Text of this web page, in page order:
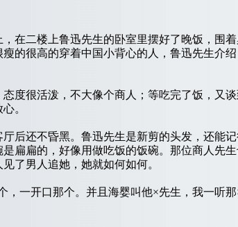
在二楼上鲁迅先生的卧室里摆好了晚饭，围着
的很高的穿着中国小背心的人，鲁迅先生介绍
很活泼，不大像个商人；等吃完了饭，又谈
。
后还不昏黑。鲁迅先生是新剪的头发，还能记
扁扁的，好像用做吃饭的饭碗。那位商人先
了男人追她，她就如何如何。
一开口那个。并且海婴叫他×先生，我一听